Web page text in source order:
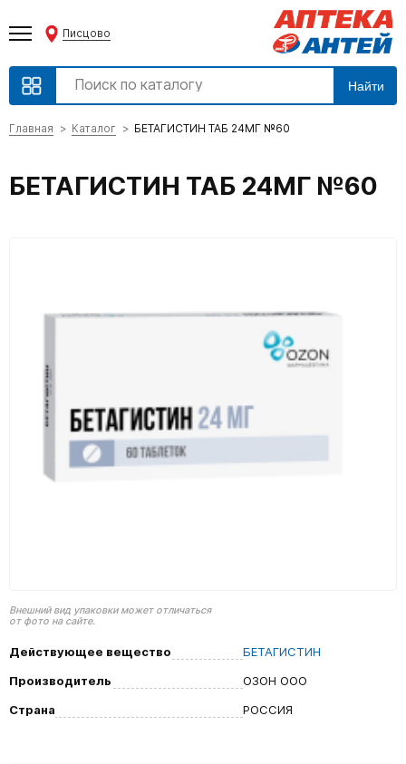
Писцово
Найти
Главная Каталог БЕТАГИСТИН ТАБ 24МГ №60
БЕТАГИСТИН ТАБ 24МГ №60
Внешний вид упаковки может отличаться
от фото на сайте.
Действующее вещество
БЕТАГИСТИН
Производитель
ОЗОН ООО
Страна
РОССИЯ